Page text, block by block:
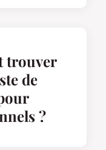
trouver
de
?